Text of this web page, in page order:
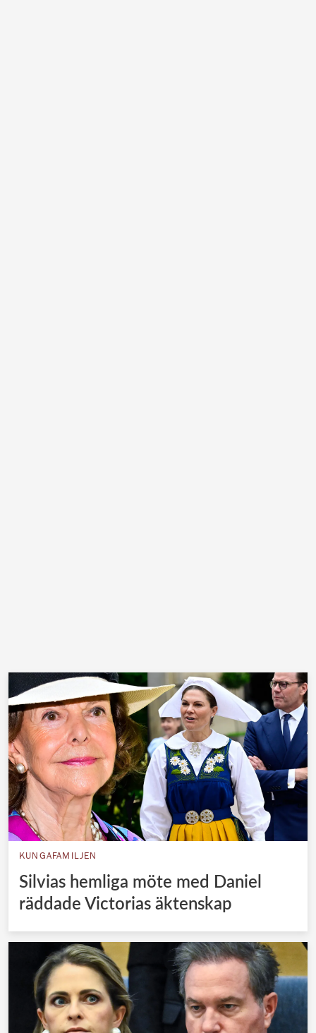
KUNGAFAMILJEN
Silvias hemliga möte med Daniel
räddade Victorias äktenskap